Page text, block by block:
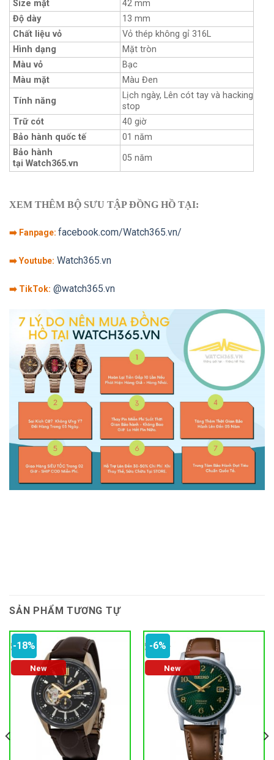
Size mặt
42 mm
Độ dày
13 mm
Chất liệu vỏ
Vỏ thép không gỉ 316L
Hình dạng
Mặt tròn
Màu vỏ
Bạc
Màu mặt
Màu Đen
Tính năng
Lịch ngày, Lên cót tay và hacking
stop
Trữ cót
40 giờ
Bảo hành quốc tế
01 năm
Bảo hành
tại Watch365.vn
05 năm
XEM THÊM BỘ SƯU TẬP ĐỒNG HỒ TẠI:
➡️ Fanpage: facebook.com/Watch365.vn/
➡️ Youtube: Watch365.vn
➡️ TikTok: @watch365.vn
SẢN PHẨM TƯƠNG TỰ
-18%
New
-6%
New